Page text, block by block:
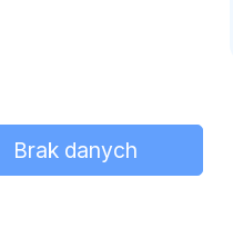
Brak danych